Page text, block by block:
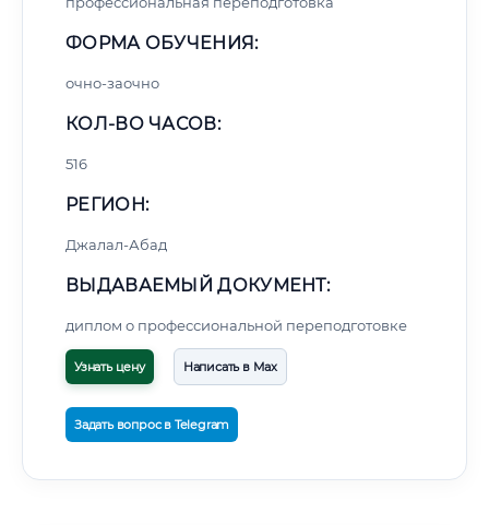
ФОРМА ОБУЧЕНИЯ:
очно-заочно
КОЛ-ВО ЧАСОВ:
516
РЕГИОН:
Джалал-Абад
ВЫДАВАЕМЫЙ ДОКУМЕНТ:
диплом о профессиональной переподготовке
Узнать цену Написать в Max
Задать вопрос в Telegram